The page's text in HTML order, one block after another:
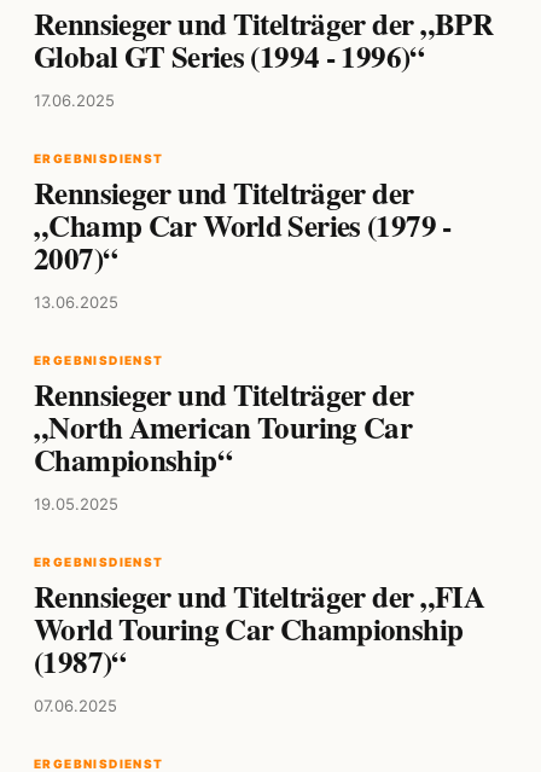
Rennsieger und Titelträger der „BPR
Global GT Series (1994 - 1996)“
17.06.2025
ERGEBNISDIENST
Rennsieger und Titelträger der
„Champ Car World Series (1979 -
2007)“
13.06.2025
ERGEBNISDIENST
Rennsieger und Titelträger der
„North American Touring Car
Championship“
19.05.2025
ERGEBNISDIENST
Rennsieger und Titelträger der „FIA
World Touring Car Championship
(1987)“
07.06.2025
ERGEBNISDIENST